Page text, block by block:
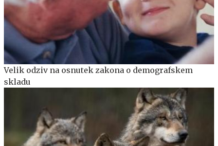
Velik odziv na osnutek zakona o demografskem
skladu